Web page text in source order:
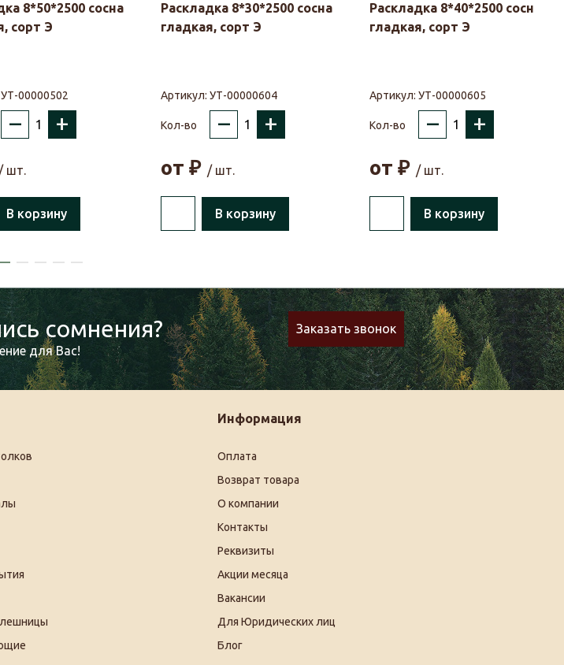
8*50*2500 сосна
сорт Э
УТ-00000502
– +
/ шт.
В корзину
Раскладка 8*30*2500 сосна
гладкая, сорт Э
Артикул: УТ-00000604
Кол-во – +
от ₽ / шт.
В корзину
Раскладка 8*40*2500 сосна
гладкая, сорт Э
Артикул: УТ-00000605
Кол-во – +
от ₽ / шт.
В корзину
сомнения?
для Вас!
Заказать звонок
Информация
Оплата
Возврат товара
О компании
Контакты
Реквизиты
Акции месяца
Вакансии
Для Юридических лиц
Блог